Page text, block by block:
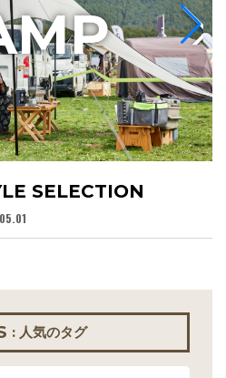
SELECTION
: 人気のタグ